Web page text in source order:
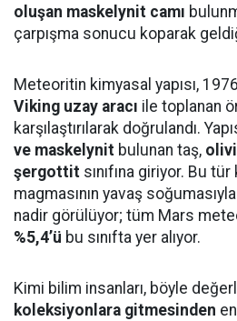
oluşan maskelynit camı
çarpışma sonucu koparak
Meteoritin kimyasal yapısı,
Viking uzay aracı ile toplanan
karşılaştırılarak doğrulandı.
ve maskelynit bulunan taş,
şergottit sınıfına giriyor. Bu
magmasının yavaş
nadir görülüyor; tüm Mars
%5,4’ü bu sınıfta yer alıyor.
Kimi bilim insanları, böyle
koleksiyonlara gitmesinden